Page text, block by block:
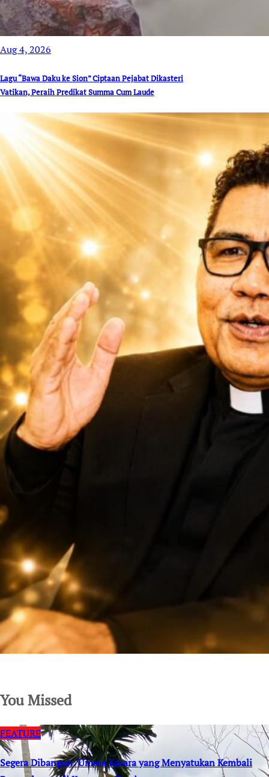
Aug 4, 2026
Lagu “Bawa Daku ke Sion” Ciptaan Pejabat Dikasteri
Vatikan, Peraih Predikat Summa Cum Laude
You Missed
FEATURE
Segera Dibangun: Umma Karara yang Menyatukan Kembali